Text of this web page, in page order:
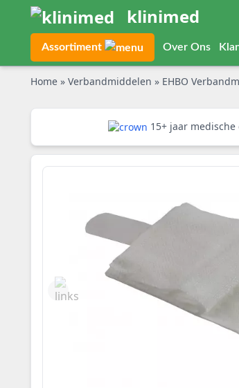
klinimed
Assortiment Over Ons
Home » Verbandmiddelen » EHBO
15+ jaar